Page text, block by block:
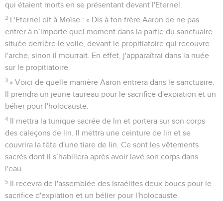
qui étaient morts en se présentant devant l'Eternel.
2 L'Eternel dit à Moïse : « Dis à ton frère Aaron de ne pas
entrer à n’importe quel moment dans la partie du sanctuaire
située derrière le voile, devant le propitiatoire qui recouvre
l'arche, sinon il mourrait. En effet, j'apparaîtrai dans la nuée
sur le propitiatoire.
3 » Voici de quelle manière Aaron entrera dans le sanctuaire.
Il prendra un jeune taureau pour le sacrifice d'expiation et un
bélier pour l'holocauste.
4 Il mettra la tunique sacrée de lin et portera sur son corps
des caleçons de lin. Il mettra une ceinture de lin et se
couvrira la tête d'une tiare de lin. Ce sont les vêtements
sacrés dont il s’habillera après avoir lavé son corps dans
l'eau.
5 Il recevra de l'assemblée des Israélites deux boucs pour le
sacrifice d'expiation et un bélier pour l'holocauste.